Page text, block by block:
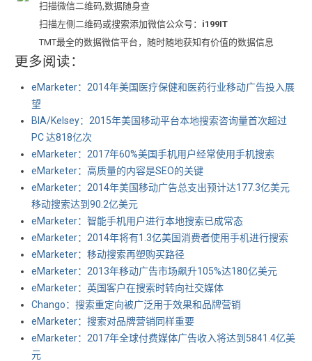
扫描微信二维码,数据随身查
扫描左侧二维码或搜索添加微信公众号： i199IT
TMT最全的数据微信平台，随时随地获知有价值的数据信息
更多阅读：
eMarketer：2014年美国医疗保健和医药行业移动广告投入展
望
BIA/Kelsey：2015年美国移动平台本地搜索咨询量首次超过
PC 达818亿次
eMarketer：2017年60%美国手机用户经常使用手机搜索
eMarketer：高质量的内容是SEO的关键
eMarketer：2014年美国移动广告总支出预计达177.3亿美元
移动搜索达到90.2亿美元
eMarketer：智能手机用户进行本地搜索已成常态
eMarketer：2014年将有1.3亿美国消费者使用手机进行搜索
eMarketer：移动搜索再塑购买路径
eMarketer：2013年移动广告市场飙升105%达180亿美元
eMarketer：英国客户在搜索时转向社交媒体
Chango：搜索重定向被广泛用于效果和品牌营销
eMarketer：搜索对品牌营销同样重要
eMarketer：2017年全球付费媒体广告收入将达到5841.4亿美
元